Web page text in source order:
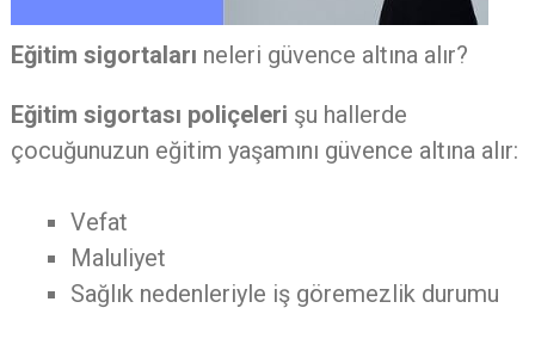
Eğitim sigortaları neleri güvence altına alır?
Eğitim sigortası poliçeleri şu hallerde
çocuğunuzun eğitim yaşamını güvence altına alır:
Vefat
Maluliyet
Sağlık nedenleriyle iş göremezlik durumu